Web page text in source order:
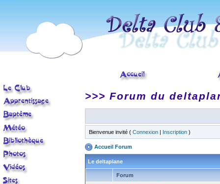
>>> Forum du
Bienvenue invité ( Connexion | Inscription )
Accueil Forum
Le deltaplane
Forum